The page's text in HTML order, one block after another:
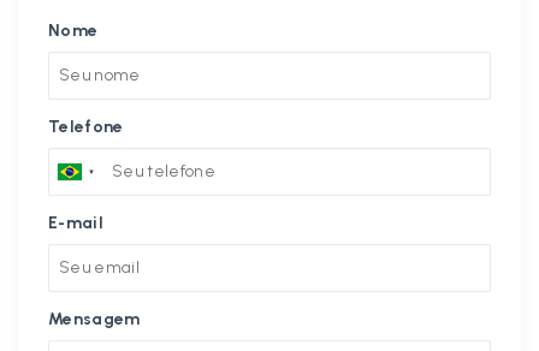
Nome
Telefone
E-mail
Mensagem